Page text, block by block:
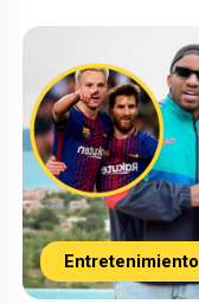
Entretenimiento